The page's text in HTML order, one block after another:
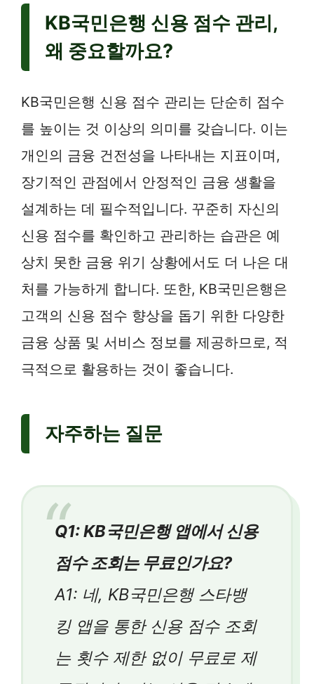
KB국민은행 신용 점수 관리,
왜 중요할까요?
KB국민은행 신용 점수 관리는 단순히 점수
를 높이는 것 이상의 의미를 갖습니다. 이는
개인의 금융 건전성을 나타내는 지표이며,
장기적인 관점에서 안정적인 금융 생활을
설계하는 데 필수적입니다. 꾸준히 자신의
신용 점수를 확인하고 관리하는 습관은 예
상치 못한 금융 위기 상황에서도 더 나은 대
처를 가능하게 합니다. 또한, KB국민은행은
고객의 신용 점수 향상을 돕기 위한 다양한
금융 상품 및 서비스 정보를 제공하므로, 적
극적으로 활용하는 것이 좋습니다.
자주하는 질문
Q1: KB국민은행 앱에서 신용
점수 조회는 무료인가요?
A1: 네, KB국민은행 스타뱅
킹 앱을 통한 신용 점수 조회
는 횟수 제한 없이 무료로 제